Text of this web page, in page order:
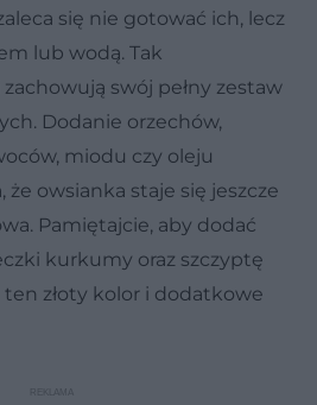
się nie gotować ich, lecz
lub wodą. Tak
swój pełny zestaw
Dodanie orzechów,
miodu czy oleju
owsianka staje się jeszcze
Pamiętajcie, aby dodać
kurkumy oraz szczyptę
złoty kolor i dodatkowe